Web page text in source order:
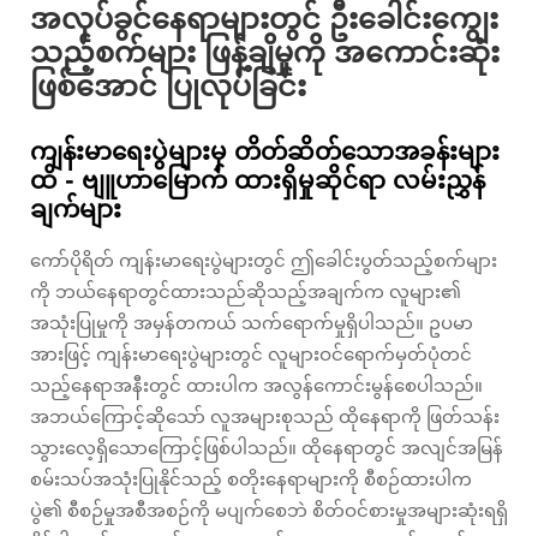
အလုပ်ခွင်နေရာများတွင် ဦးခေါင်းကျွေး
သည့်စက်များ ဖြန့်ချိမှုကို အကောင်းဆုံး
ဖြစ်အောင် ပြုလုပ်ခြင်း
ကျန်းမာရေးပွဲများမှ တိတ်ဆိတ်သောအခန်းများ
ထိ - ဗျူဟာမြောက် ထားရှိမှုဆိုင်ရာ လမ်းညွှန်
ချက်များ
ကော်ပိုရိတ် ကျန်းမာရေးပွဲများတွင် ဤခေါင်းပွတ်သည့်စက်များ
ကို ဘယ်နေရာတွင်ထားသည်ဆိုသည့်အချက်က လူများ၏
အသုံးပြုမှုကို အမှန်တကယ် သက်ရောက်မှုရှိပါသည်။ ဥပမာ
အားဖြင့် ကျန်းမာရေးပွဲများတွင် လူများဝင်ရောက်မှတ်ပုံတင်
သည့်နေရာအနီးတွင် ထားပါက အလွန်ကောင်းမွန်စေပါသည်။
အဘယ်ကြောင့်ဆိုသော် လူအများစုသည် ထိုနေရာကို ဖြတ်သန်း
သွားလေ့ရှိသောကြောင့်ဖြစ်ပါသည်။ ထိုနေရာတွင် အလျင်အမြန်
စမ်းသပ်အသုံးပြုနိုင်သည့် စတိုးနေရာများကို စီစဉ်ထားပါက
ပွဲ၏ စီစဉ်မှုအစီအစဉ်ကို မပျက်စေဘဲ စိတ်ဝင်စားမှုအများဆုံးရရှိ